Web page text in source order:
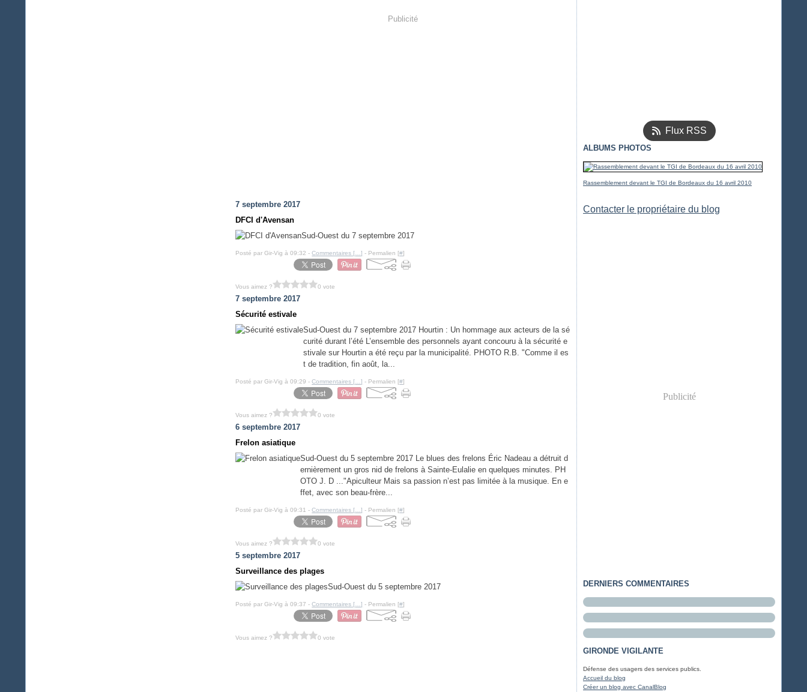
Publicité
7 septembre 2017
DFCI d'Avensan
Sud-Ouest du 7 septembre 2017
Posté par Gir-Vig à 09:32 -Commentaires [ …] - Permalien [#]
Vous aimez ? 0 vote
7 septembre 2017
Sécurité estivale
Sud-Ouest du 7 septembre 2017 Hourtin : Un hommage aux acteurs de la sé
curité durant l’été L’ensemble des personnels ayant concouru à la sécurité e
stivale sur Hourtin a été reçu par la municipalité. PHOTO R.B. "Comme il es
t de tradition, fin août, la...
Posté par Gir-Vig à 09:29 -Commentaires [ …] - Permalien [#]
Vous aimez ? 0 vote
6 septembre 2017
Frelon asiatique
Sud-Ouest du 5 septembre 2017 Le blues des frelons Éric Nadeau a détruit d
ernièrement un gros nid de frelons à Sainte-Eulalie en quelques minutes. PH
OTO J. D ..."Apiculteur Mais sa passion n’est pas limitée à la musique. En e
ffet, avec son beau-frère...
Posté par Gir-Vig à 09:31 -Commentaires [ …] - Permalien [#]
Vous aimez ? 0 vote
5 septembre 2017
Surveillance des plages
Sud-Ouest du 5 septembre 2017
Posté par Gir-Vig à 09:37 -Commentaires [ …] - Permalien [#]
Vous aimez ? 0 vote
Flux RSS
ALBUMS PHOTOS
Rassemblement devant le TGI de Bordeaux du 16 avril 2010
Contacter le propriétaire du blog
Publicité
DERNIERS COMMENTAIRES
GIRONDE VIGILANTE
Défense des usagers des services publics.
Accueil du blog
Créer un blog avec CanalBlog